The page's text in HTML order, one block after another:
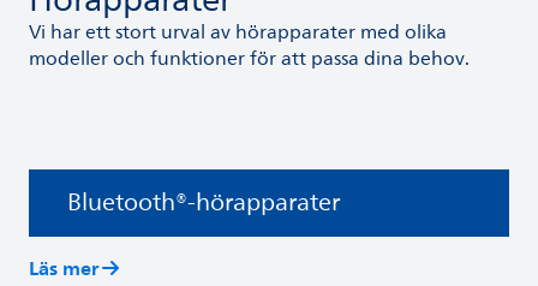
Vi har ett stort urval av hörapparater med olika
modeller och funktioner för att passa dina behov.
Bluetooth®-hörapparater
Läs mer